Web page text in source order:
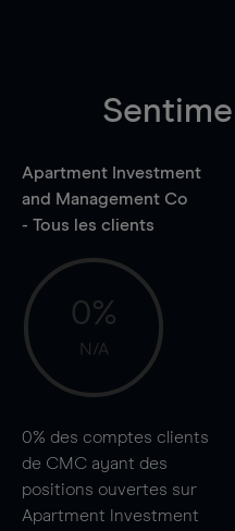
Apartment Investment
and Management Co
- Tous les clients
0%
N/A
0% des comptes clients
de CMC ayant des
positions ouvertes sur
Apartment Investment